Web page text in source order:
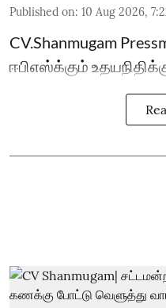
Published on: 10 Aug 2026,
CV.Shanmugam
ஈபிஎஸ்க்கும்